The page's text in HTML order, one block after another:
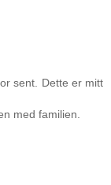
sent. Dette er mitt
med familien.